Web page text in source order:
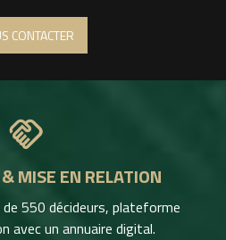
CONTACTER
handshake
MISE EN RELATION
550 décideurs, plateforme
avec un annuaire digital.